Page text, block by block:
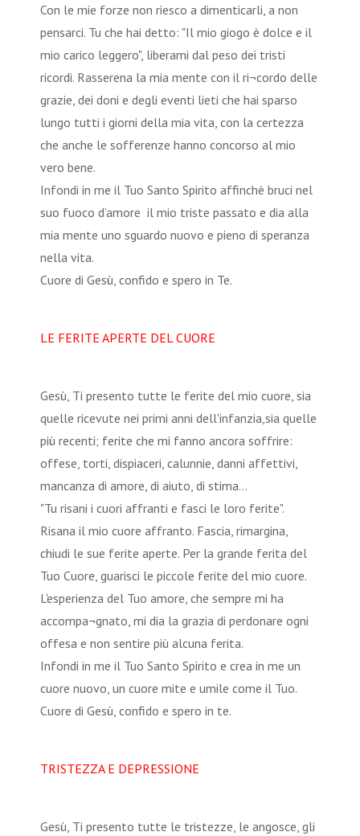
Con le mie forze non riesco a dimenticarli, a non
pensarci. Tu che hai detto: "Il mio giogo è dolce e il
mio carico leggero", liberami dal peso dei tristi
ricordi. Rasserena la mia mente con il ri¬cordo delle
grazie, dei doni e degli eventi lieti che hai sparso
lungo tutti i giorni della mia vita, con la certezza
che anche le sofferenze hanno concorso al mio
vero bene.
Infondi in me il Tuo Santo Spirito affinchè bruci nel
suo fuoco d’amore il mio triste passato e dia alla
mia mente uno sguardo nuovo e pieno di speranza
nella vita.
Cuore di Gesù, confido e spero in Te.
LE FERITE APERTE DEL CUORE
Gesù, Ti presento tutte le ferite del mio cuore, sia
quelle ricevute nei primi anni dell'infanzia,sia quelle
più recenti; ferite che mi fanno ancora soffrire:
offese, torti, dispiaceri, calunnie, danni affettivi,
mancanza di amore, di aiuto, di stima...
"Tu risani i cuori affranti e fasci le loro ferite".
Risana il mio cuore affranto. Fascia, rimargina,
chiudi le sue ferite aperte. Per la grande ferita del
Tuo Cuore, guarisci le piccole ferite del mio cuore.
L'esperienza del Tuo amore, che sempre mi ha
accompa¬gnato, mi dia la grazia di perdonare ogni
offesa e non sentire più alcuna ferita.
Infondi in me il Tuo Santo Spirito e crea in me un
cuore nuovo, un cuore mite e umile come il Tuo.
Cuore di Gesù, confido e spero in te.
TRISTEZZA E DEPRESSIONE
Gesù, Ti presento tutte le tristezze, le angosce, gli